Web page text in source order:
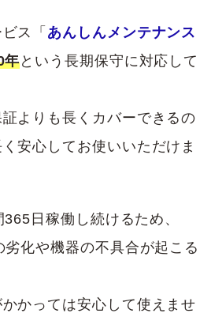
ス「 あんしんメンテナンス
年という長期保守に対応して
よりも長くカバーできるの
安心してお使いいただけま
日稼働し続けるため、
化や機器の不具合が起こる
かっては安心して使えませ